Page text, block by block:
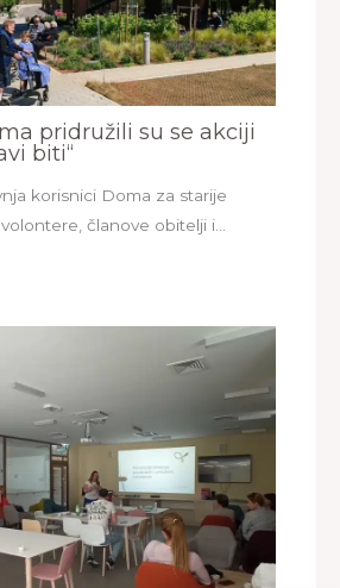
pridružili su se akciji
biti“
korisnici Doma za starije
članove obitelji i…